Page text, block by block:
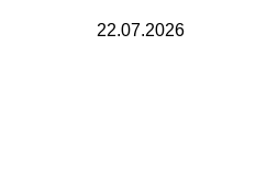
22.07.2026